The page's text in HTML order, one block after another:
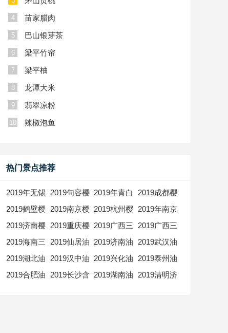
4 苗家腊肉
5 巴山银芽茶
6 梁平竹帘
7 梁平柚
8 龙潭大米
9 翡翠凉粉
10 辣椒泡鱼
热门景点推荐
2019年无锡
什么时候 无
锡鼋头渚樱
花节2019时
间门票
2019句容樱
时候 句容樱
花节2019时
间地点门票
2019年青白
花节什么时
候 2019青
白江樱花节
时间及票价
2019成都樱
么时候 成都
樱花节时间
地点门票
2019鹤壁樱
时候 2019
河南鹤壁市
樱花节几号
2019南京樱
间 2019南
京鸡鸣寺樱
花几月开
2019杭州樱
2019杭州双
浦樱花节最
全赏花攻略
2019年南京
里 南京各大
樱花节地址
路线及门票
2019济南樱
南樱花节
2019年几月
几日开
2019重庆樱
时候 2019
重庆南山樱
花节时间地
点路线
2019广西三
略 广西三月
三活动时间
及地点
2019广西三
路 广西三月
三各大景区
2019海南三
在哪里
2019海南三
月三游玩攻
2019仙居油
里 2019仙
居油菜花节
时间地址门
2019济南油
2019济南双
泉油菜花节
什么时候
2019武汉油
候开 2019
武汉消泗油
菜花节时间
2019湖北油
时候 2019
2019汉中油
时间 汉中油
2019兴化油
2019兴化千
2019泰州油
候开 泰州油
2019合肥油
2019长沙含 2019湖南油
2019清明济